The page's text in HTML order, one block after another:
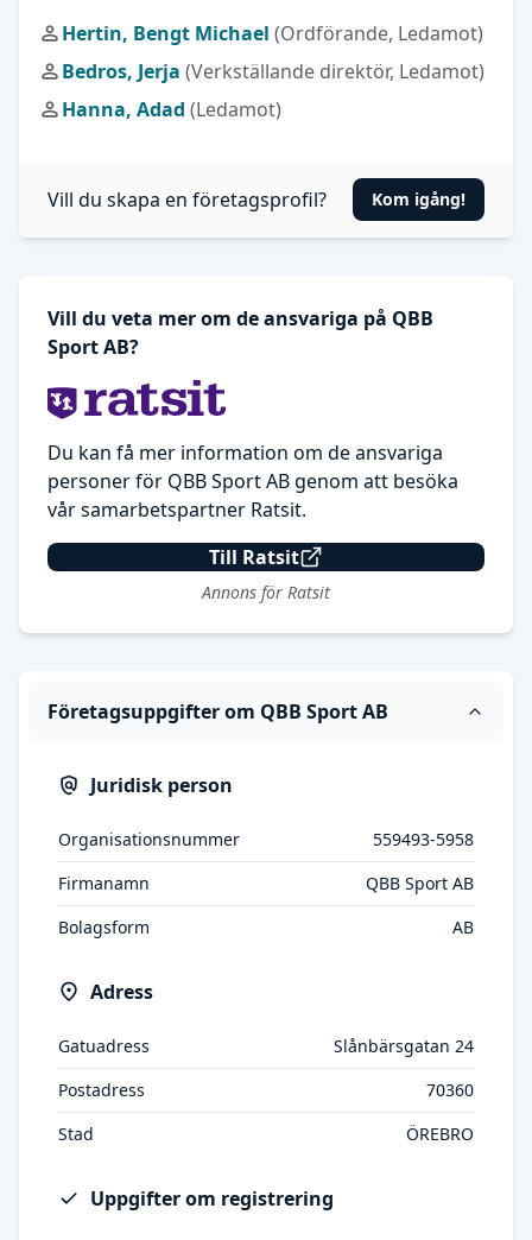
Hertin, Bengt Michael (Ordförande, Ledamot)
Bedros, Jerja (Verkställande direktör, Ledamot)
Hanna, Adad (Ledamot)
Vill du skapa en företagsprofil? Kom igång!
Vill du veta mer om de ansvariga på QBB
Sport AB?
Du kan få mer information om de ansvariga
personer för QBB Sport AB genom att besöka
vår samarbetspartner Ratsit.
Till Ratsit
Annons för Ratsit
Företagsuppgifter om QBB Sport AB
Juridisk person
Organisationsnummer
559493-5958
Firmanamn
QBB Sport AB
Bolagsform
AB
Adress
Gatuadress
Slånbärsgatan 24
Postadress
70360
Stad
ÖREBRO
Uppgifter om registrering